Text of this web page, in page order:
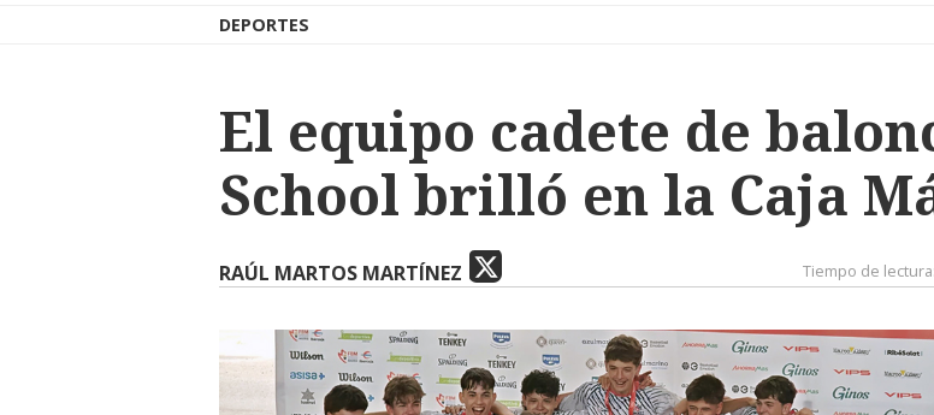
DEPORTES
El equipo cadete de
School brilló en la Caja
RAÚL MARTOS MARTÍNEZ Tiempo de lectura: